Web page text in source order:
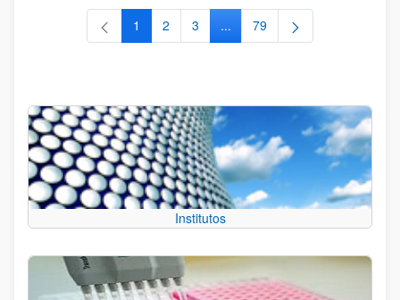
Página
1 Página
2 Página
3 ...Páginas intermedias Use TAB
Página
79
Institutos